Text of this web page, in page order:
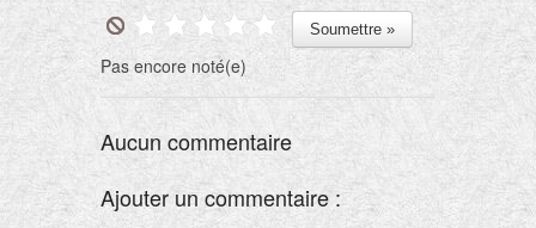
Pas encore noté(e)
Aucun commentaire
Ajouter un commentaire :